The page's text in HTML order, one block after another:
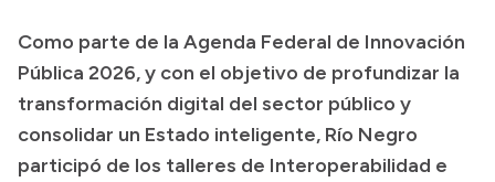
Boletín Oficial
Compras y licitaciones
Consulta de expedientes
Consulta de pago a proveedores
Como parte de la Agenda Federal de Innovación
Pública 2026, y con el objetivo de profundizar la
transformación digital del sector público y
consolidar un Estado inteligente, Río Negro
participó de los talleres de Interoperabilidad e